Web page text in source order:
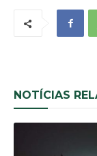
NOTÍCIAS